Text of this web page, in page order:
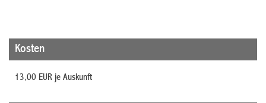
Kosten
13,00 EUR je Auskunft